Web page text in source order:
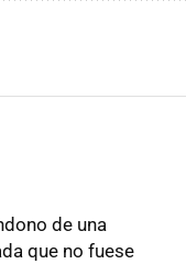
de una
que no fuese